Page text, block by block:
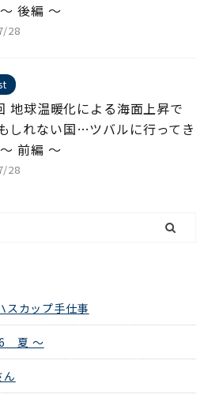
後編 ～
28
地球温暖化による海面上昇で
しれない国…ツバルに行ってき
前編 ～
28
スカップ手仕事
夏 ～